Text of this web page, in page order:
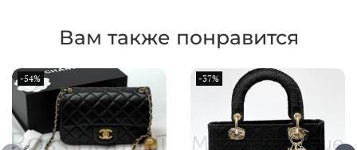
Вам также понравится
-54% -37%